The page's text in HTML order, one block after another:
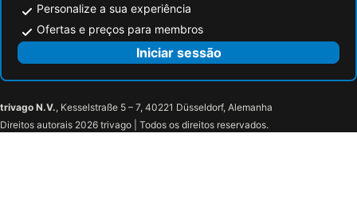
Personalize a sua experiência
Ofertas e preços para membros
Iniciar sessão
trivago N.V., Kesselstraße 5 – 7, 40221 Düsseldorf, Alemanha
Direitos autorais 2026 trivago | Todos os direitos reservados.